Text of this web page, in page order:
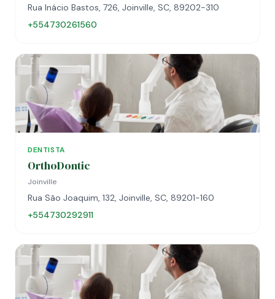
Rua Inácio Bastos, 726, Joinville, SC, 89202-310
+554730261560
DENTISTA
OrthoDontic
Joinville
Rua São Joaquim, 132, Joinville, SC, 89201-160
+554730292911